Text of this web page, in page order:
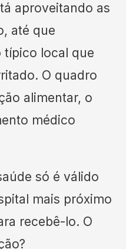
aproveitando as
até que
típico local que
O quadro
alimentar, o
médico
só é válido
mais próximo
recebê-lo. O